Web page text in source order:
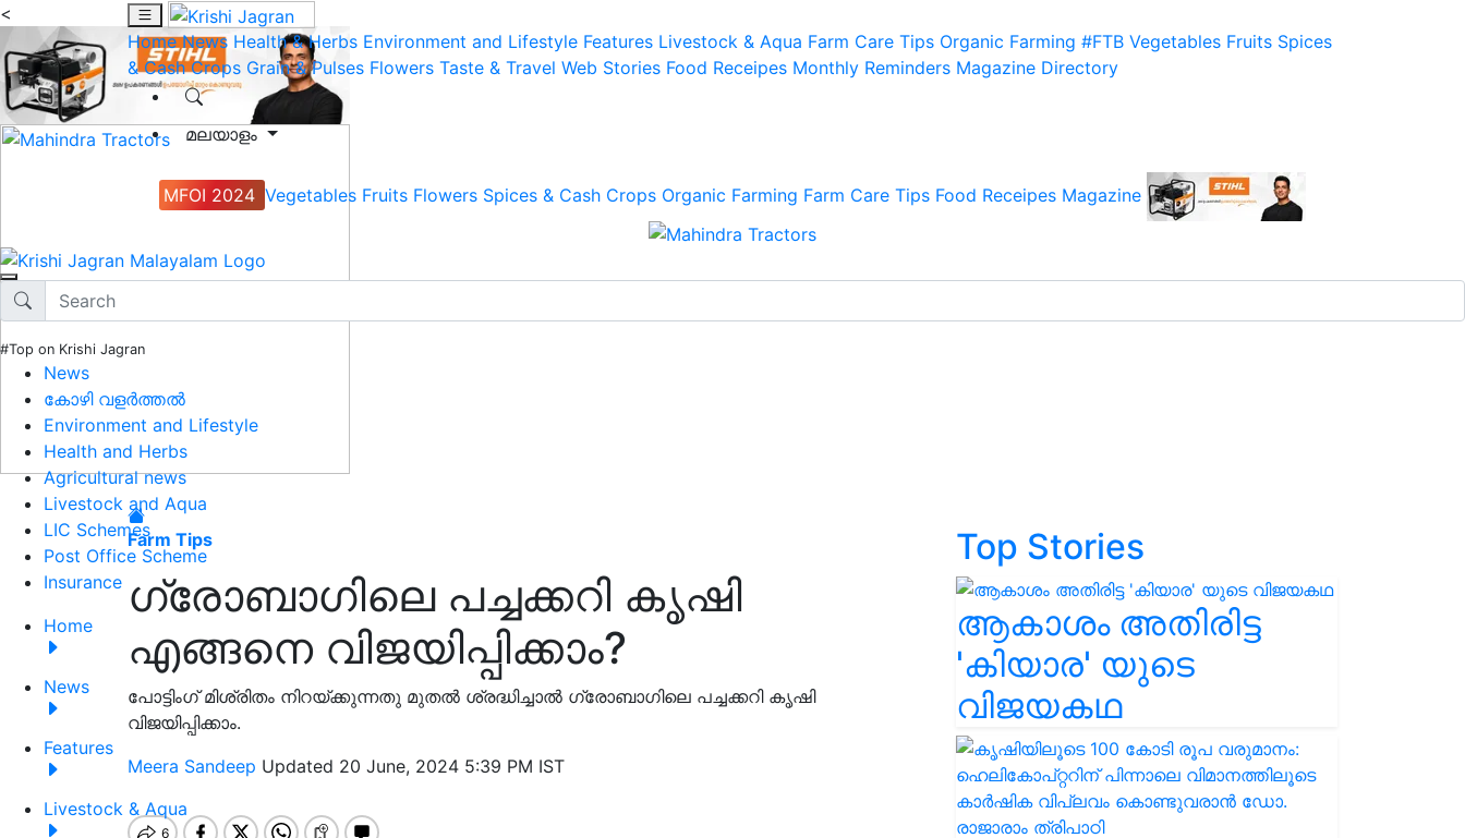
<
Home News Health & Herbs Environment and Lifestyle Features Livestock & Aqua Farm Care Tips Organic Farming #FTB Vegetables Fruits Spices
& Cash Crops Grain & Pulses Flowers Taste & Travel Web Stories Food Receipes Monthly Reminders Magazine Directory
മലയാളം
MFOI 2024 Vegetables Fruits Flowers Spices & Cash Crops Organic Farming Farm Care Tips Food Receipes Magazine
#Top on Krishi Jagran
News
കോഴി വളർത്തൽ
Environment and Lifestyle
Health and Herbs
Agricultural news
Livestock and Aqua
LIC Schemes
Post Office Scheme
Insurance
Home
News
Features
Livestock & Aqua
Farm Tips
ഗ്രോബാഗിലെ പച്ചക്കറി കൃഷി
എങ്ങനെ വിജയിപ്പിക്കാം?
പോട്ടിംഗ് മിശ്രിതം നിറയ്ക്കുന്നതു മുതല്‍ ശ്രദ്ധിച്ചാല്‍ ഗ്രോബാഗിലെ പച്ചക്കറി കൃഷി
വിജയിപ്പിക്കാം.
Meera Sandeep Updated 20 June, 2024 5:39 PM IST
Top Stories
ആകാശം അതിരിട്ട
'കിയാര' യുടെ
വിജയകഥ